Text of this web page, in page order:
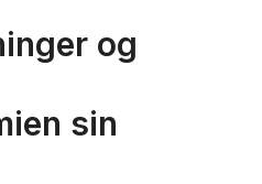
og
sin